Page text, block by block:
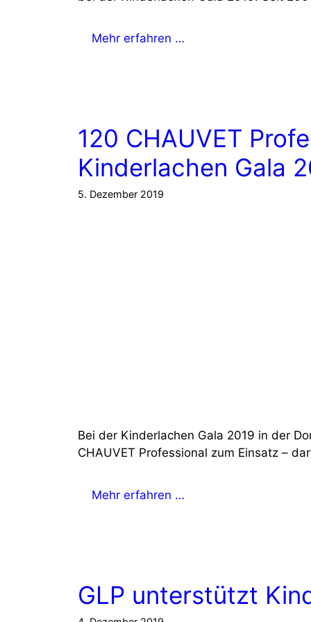
Mehr erfahren …
120 CHAUVET
Kinderlachen Gala
5. Dezember 2019
Bei der Kinderlachen Gala 2019 in der
CHAUVET Professional zum Einsatz –
Mehr erfahren …
GLP unterstützt